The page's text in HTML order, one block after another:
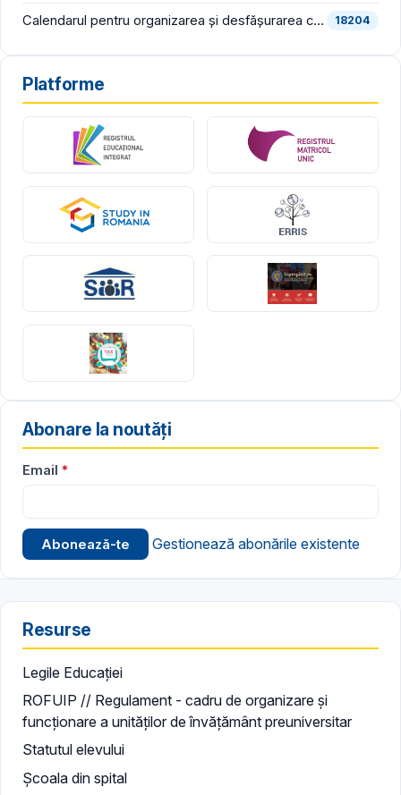
Calendarul pentru organizarea și desfășurarea concursului pentru ocuparea funcțiilor vacante de director și director adjunct din școlile de stat și bibliografia pentru proba scrisă din cadrul concursului, în consultare publică 18204
Platforme
Abonare la noutăți
Email
Gestionează abonările existente
Resurse
Legile Educației
ROFUIP // Regulament - cadru de organizare și
funcționare a unităților de învățământ preuniversitar
Statutul elevului
Școala din spital